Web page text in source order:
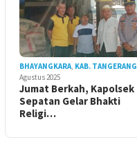
BHAYANGKARA KAB. TANGERANG
Agustus 2025
Jumat Berkah, Kapolsek
Sepatan Gelar Bhakti
Religi…